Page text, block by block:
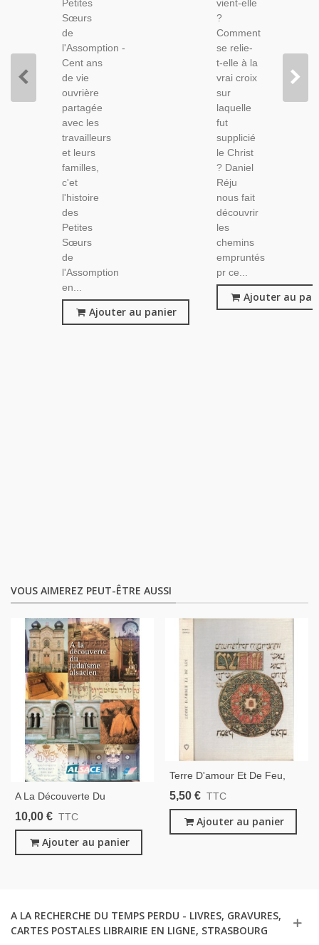
Missionnaire,
Charité
Chrétienne,
Petites
Sœurs
de
l'Assomption -
Cent ans
de vie
ouvrière
partagée
avec les
travailleurs
et leurs
familles,
c'et
l'histoire
des
Petites
Sœurs
de
l'Assomption
en...
Ajouter au panier
Gaulle,
vient-elle
?
Comment
se relie-
t-elle à la
vrai croix
sur
laquelle
fut
supplicié
le Christ
? Daniel
Réju
nous fait
découvrir
les
chemins
empruntés
pr ce...
Ajouter au
VOUS AIMEREZ PEUT-ÊTRE AUSSI
A La Découverte Du
Judaïsme Alsacien, Tourisme
D'Alsace, Judaïsme,
10,00 € TTC
Ajouter au panier
Terre D'amour Et De Feu,
Joseph Kessel, 1967 - Israël,
Club De La Femme,
5,50 € TTC
Ajouter au panier
A LA RECHERCHE DU TEMPS PERDU - LIVRES, GRAVURES,
CARTES POSTALES LIBRAIRIE EN LIGNE, STRASBOURG